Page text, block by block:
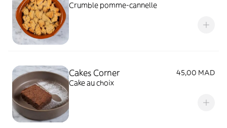
Crumble pomme-cannelle
Cakes Corner
45,00 MAD
Cake au choix